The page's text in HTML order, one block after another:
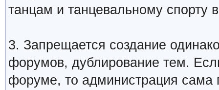
танцам и танцевальному спорту
3. Запрещается создание
форумов, дублирование тем.
форуме, то администрация сама